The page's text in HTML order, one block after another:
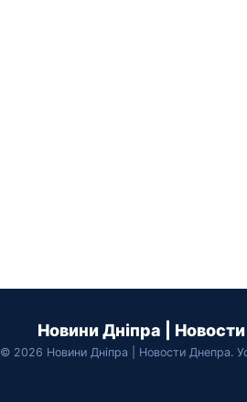
Новини Дніпра |
© 2026 Новини Дніпра | Новости Днепра.